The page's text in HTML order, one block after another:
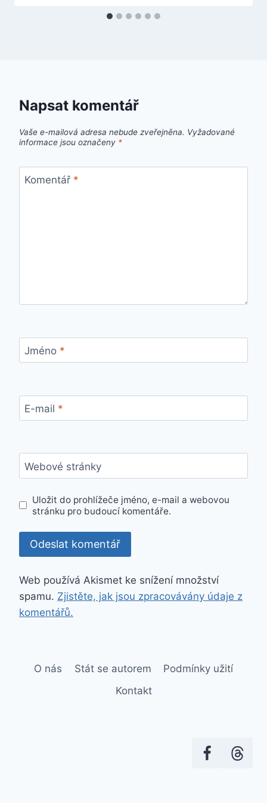
Napsat komentář
Vaše e-mailová adresa nebude zveřejněna. Vyžadované
informace jsou označeny *
Komentář *
Jméno *
E-mail *
Webové stránky
Uložit do prohlížeče jméno, e-mail a webovou
stránku pro budoucí komentáře.
Web používá Akismet ke snížení množství
spamu. Zjistěte, jak jsou zpracovávány údaje z
komentářů.
O nás Stát se autorem
Podmínky užití
Kontakt